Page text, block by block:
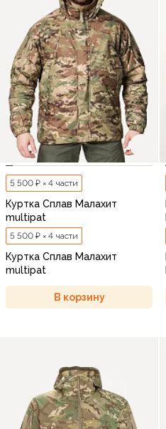
5 500 ₽ × 4 части
Куртка Сплав Малахит
multipat
5 500 ₽ × 4 части
Куртка Сплав Малахит
multipat
В корзину